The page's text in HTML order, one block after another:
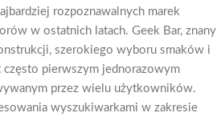
rozpoznawalnych marek
w ostatnich latach. Geek Bar, znany
szerokiego wyboru smaków i
często pierwszym jednorazowym
przez wielu użytkowników.
wyszukiwarkami w zakresie